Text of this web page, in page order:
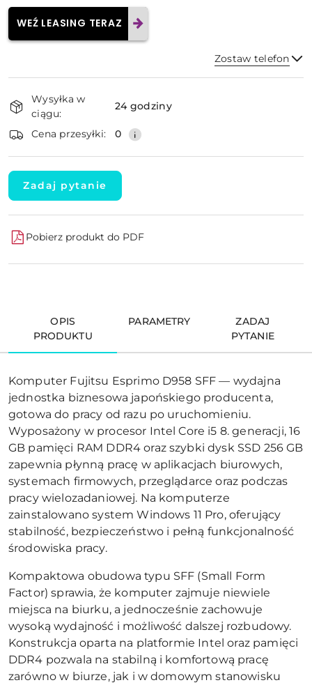
WEŹ LEASING TERAZ
Zostaw telefon
i
dostawa
Wysyłka w
ciągu:
24 godziny
Cena przesyłki: 0
Zadaj pytanie
Pobierz produkt do PDF
OPIS
PRODUKTU
PARAMETRY
ZADAJ
PYTANIE
Komputer Fujitsu Esprimo D958 SFF — wydajna
jednostka biznesowa japońskiego producenta,
gotowa do pracy od razu po uruchomieniu.
Wyposażony w procesor Intel Core i5 8. generacji, 16
GB pamięci RAM DDR4 oraz szybki dysk SSD 256 GB
zapewnia płynną pracę w aplikacjach biurowych,
systemach firmowych, przeglądarce oraz podczas
pracy wielozadaniowej. Na komputerze
zainstalowano system Windows 11 Pro, oferujący
stabilność, bezpieczeństwo i pełną funkcjonalność
środowiska pracy.
Kompaktowa obudowa typu SFF (Small Form
Factor) sprawia, że komputer zajmuje niewiele
miejsca na biurku, a jednocześnie zachowuje
wysoką wydajność i możliwość dalszej rozbudowy.
Konstrukcja oparta na platformie Intel oraz pamięci
DDR4 pozwala na stabilną i komfortową pracę
zarówno w biurze, jak i w domowym stanowisku